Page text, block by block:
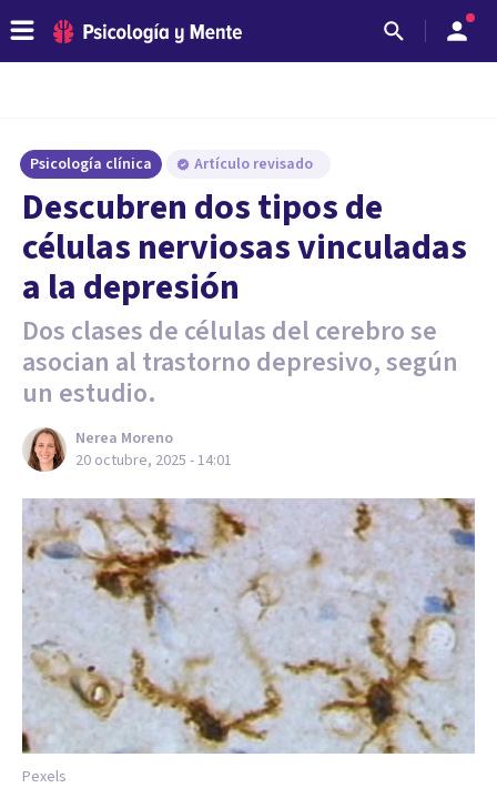
Psicología clínica Artículo revisado
Descubren dos tipos de
células nerviosas vinculadas
a la depresión
Dos clases de células del cerebro se
asocian al trastorno depresivo, según
un estudio.
Nerea Moreno
20 octubre, 2025 - 14:01
Pexels